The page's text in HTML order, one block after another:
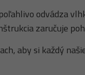
odvádza
zaručuje
aby si každý